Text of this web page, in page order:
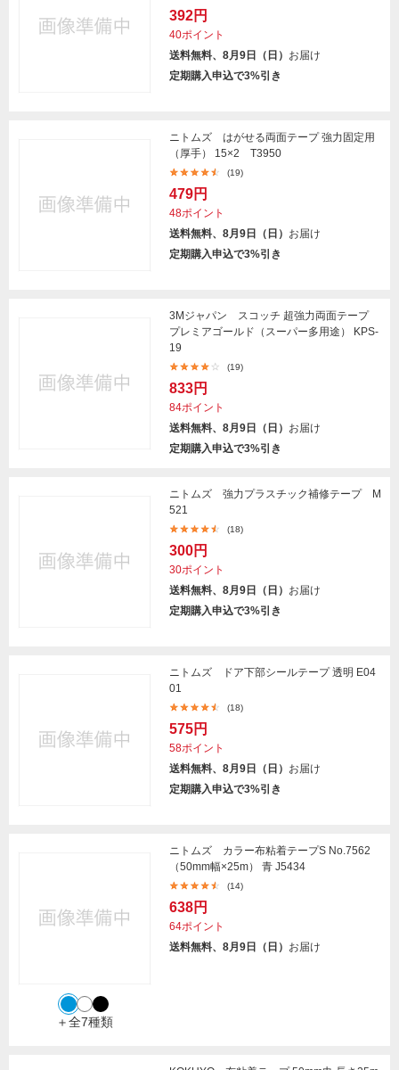
392円
40ポイント
送料無料、8月9日（日） お届け
定期購入申込で3%引き
ニトムズ はがせる両面テープ 強力固定用
（厚手） 15×2 T3950
(19)
479円
48ポイント
送料無料、8月9日（日） お届け
定期購入申込で3%引き
3Mジャパン スコッチ 超強力両面テープ
プレミアゴールド（スーパー多用途） KPS-
19
(19)
833円
84ポイント
送料無料、8月9日（日） お届け
定期購入申込で3%引き
ニトムズ 強力プラスチック補修テープ M
521
(18)
300円
30ポイント
送料無料、8月9日（日） お届け
定期購入申込で3%引き
ニトムズ ドア下部シールテープ 透明 E04
01
(18)
575円
58ポイント
送料無料、8月9日（日） お届け
定期購入申込で3%引き
＋全7種類
ニトムズ カラー布粘着テープS No.7562
（50mm幅×25m） 青 J5434
(14)
638円
64ポイント
送料無料、8月9日（日） お届け